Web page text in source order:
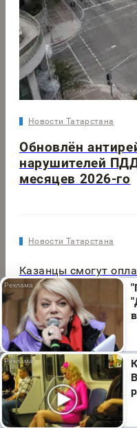
Новости Татарстана
Обновлён
нарушителей
месяцев 2026-го
Новости Татарстана
Казанцы смогут
МУП «ПАТП-2» через
Авто
АвтоВАЗ начал
Largus по цене от 1
Мы используем
вы соглашаетесь с
ваши персональные
метрик Яндекс
Я